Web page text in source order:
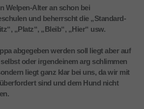
Welpen-Alter an schon bei
und beherrscht die „Standard-
„Platz“, „Bleib“, „Hier“ usw.
abgegeben werden soll liegt aber auf
oder irgendeinem arg schlimmen
liegt ganz klar bei uns, da wir mit
sind und dem Hund nicht